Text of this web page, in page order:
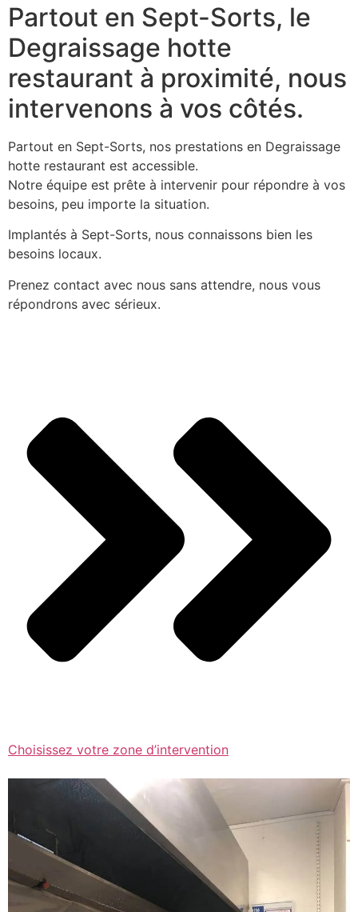
Partout en Sept-Sorts, le
Degraissage hotte
restaurant à proximité, nous
intervenons à vos côtés.
Partout en Sept-Sorts, nos prestations en Degraissage
hotte restaurant est accessible.
Notre équipe est prête à intervenir pour répondre à vos
besoins, peu importe la situation.
Implantés à Sept-Sorts, nous connaissons bien les
besoins locaux.
Prenez contact avec nous sans attendre, nous vous
répondrons avec sérieux.
Choisissez votre zone d’intervention